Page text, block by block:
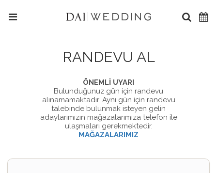
RANDEVU AL
ÖNEMLİ UYARI
Bulunduğunuz gün için randevu
alınamamaktadır. Aynı gün için randevu
talebinde bulunmak isteyen gelin
adaylarımızın mağazalarımıza telefon ile
ulaşmaları gerekmektedir.
MAĞAZALARIMIZ